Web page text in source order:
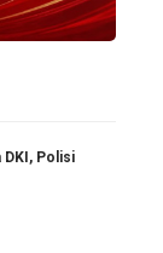
DKI, Polisi